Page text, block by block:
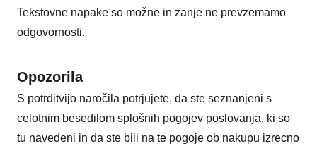
Tekstovne napake so možne in zanje ne prevzemamo
odgovornosti.
Opozorila
S potrditvijo naročila potrjujete, da ste seznanjeni s
celotnim besedilom splošnih pogojev poslovanja, ki so
tu navedeni in da ste bili na te pogoje ob nakupu izrecno